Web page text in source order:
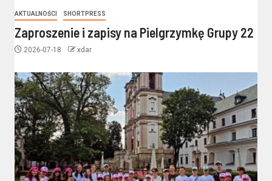
AKTUALNOŚCI SHORTPRESS
Zaproszenie i zapisy na Pielgrzymkę Grupy 22
2026-07-18 xdar